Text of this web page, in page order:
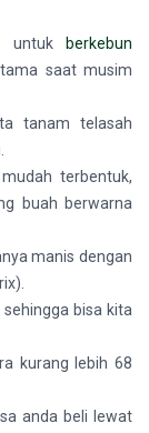
untuk
berkebun
saat musim
tanam telasah
terbentuk,
buah berwarna
manis dengan
bisa kita
kurang lebih 68
anda beli lewat